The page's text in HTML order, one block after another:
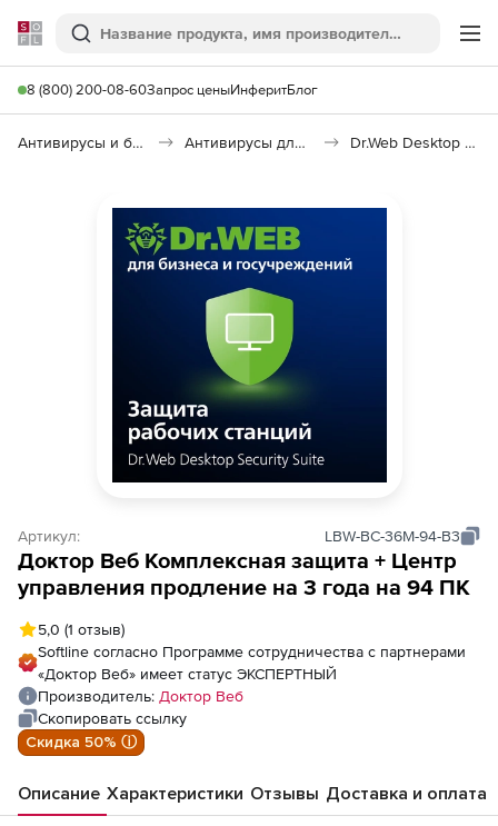
Softline
Поиск
8 (800) 200-08-60Запрос ценыИнферитБлог
Антивирусы и безопасность Антивирусы для организаций Dr.Web Desktop Security Suite
Артикул: LBW-BC-36M-94-B3
Доктор Веб Комплексная защита + Центр
управления продление на 3 года на 94 ПК
5,0 (1 отзыв)
Softline согласно Программе сотрудничества с партнерами
«Доктор Веб» имеет статус ЭКСПЕРТНЫЙ
Производитель: Доктор Веб
Скопировать ссылку
Скидка 50% ⓘ
Описание Характеристики Отзывы Доставка и оплата